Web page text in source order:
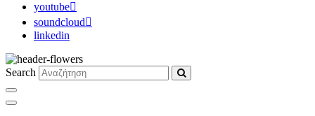
youtube
soundcloud
linkedin
Search